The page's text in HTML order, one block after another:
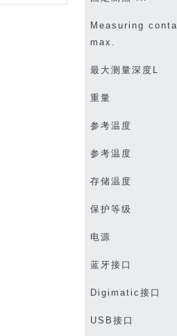
Measuring
max.
最大测量深度 L
重量
参考温度
参考温度
存储温度
保护等级
电源
蓝牙接口
Digimatic 接口
USB 接口